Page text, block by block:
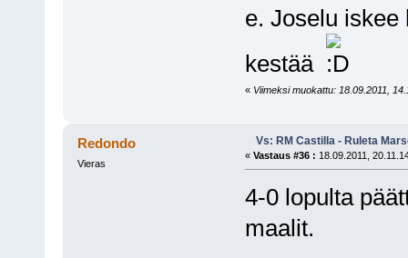
e. Joselu
kestää
« Viimeksi muokattu: 18.09.2011,
Redondo
Vieras
Vs: RM Castilla - Ruleta
« Vastaus #36 : 18.09.2011,
4-0 lopulta
maalit.